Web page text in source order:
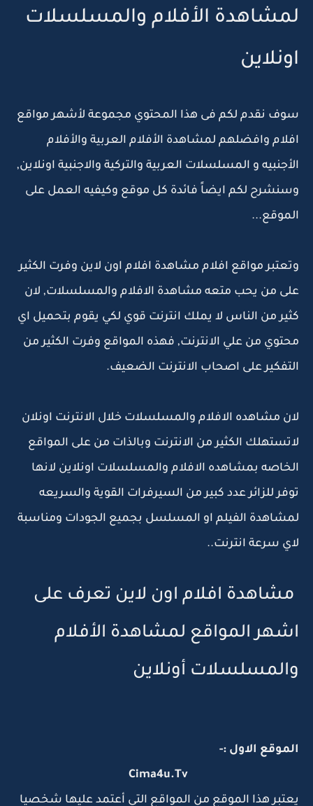
لمشاهدة الأفلام والمسلسلات
اونلاين
سوف نقدم لكم فى هذا المحتوي مجموعة لأشهر مواقع
افلام وافضلهم لمشاهدة الأفلام العربية والأفلام
الأجنبيه و المسلسلات العربية والتركية والاجنبية اونلاين,
وسنشرح لكم ايضاً فائدة كل موقع وكيفيه العمل على
الموقع...
وتعتبر مواقع افلام مشاهدة افلام اون لاين وفرت الكثير
على من يحب متعه مشاهدة الافلام والمسلسلات, لان
كثير من الناس لا يملك انترنت قوي لكي يقوم بتحميل اي
محتوي من علي الانترنت, فهذه المواقع وفرت الكثير من
التفكير على اصحاب الانترنت الضعيف.
لان مشاهده الافلام والمسلسلات خلال الانترنت اونلان
لاتستهلك الكثير من الانترنت وبالذات من على المواقع
الخاصه بمشاهده الافلام والمسلسلات اونلاين لانها
توفر للزائر عدد كبير من السيرفرات القوية والسريعه
لمشاهدة الفيلم او المسلسل بجميع الجودات ومناسبة
لاي سرعة انترنت..
مشاهدة افلام اون لاين تعرف على
اشهر المواقع لمشاهدة الأفلام
والمسلسلات أونلاين
الموقع الاول :-
Cima4u.Tv
يعتبر هذا الموقع من المواقع التي أعتمد عليها شخصيا